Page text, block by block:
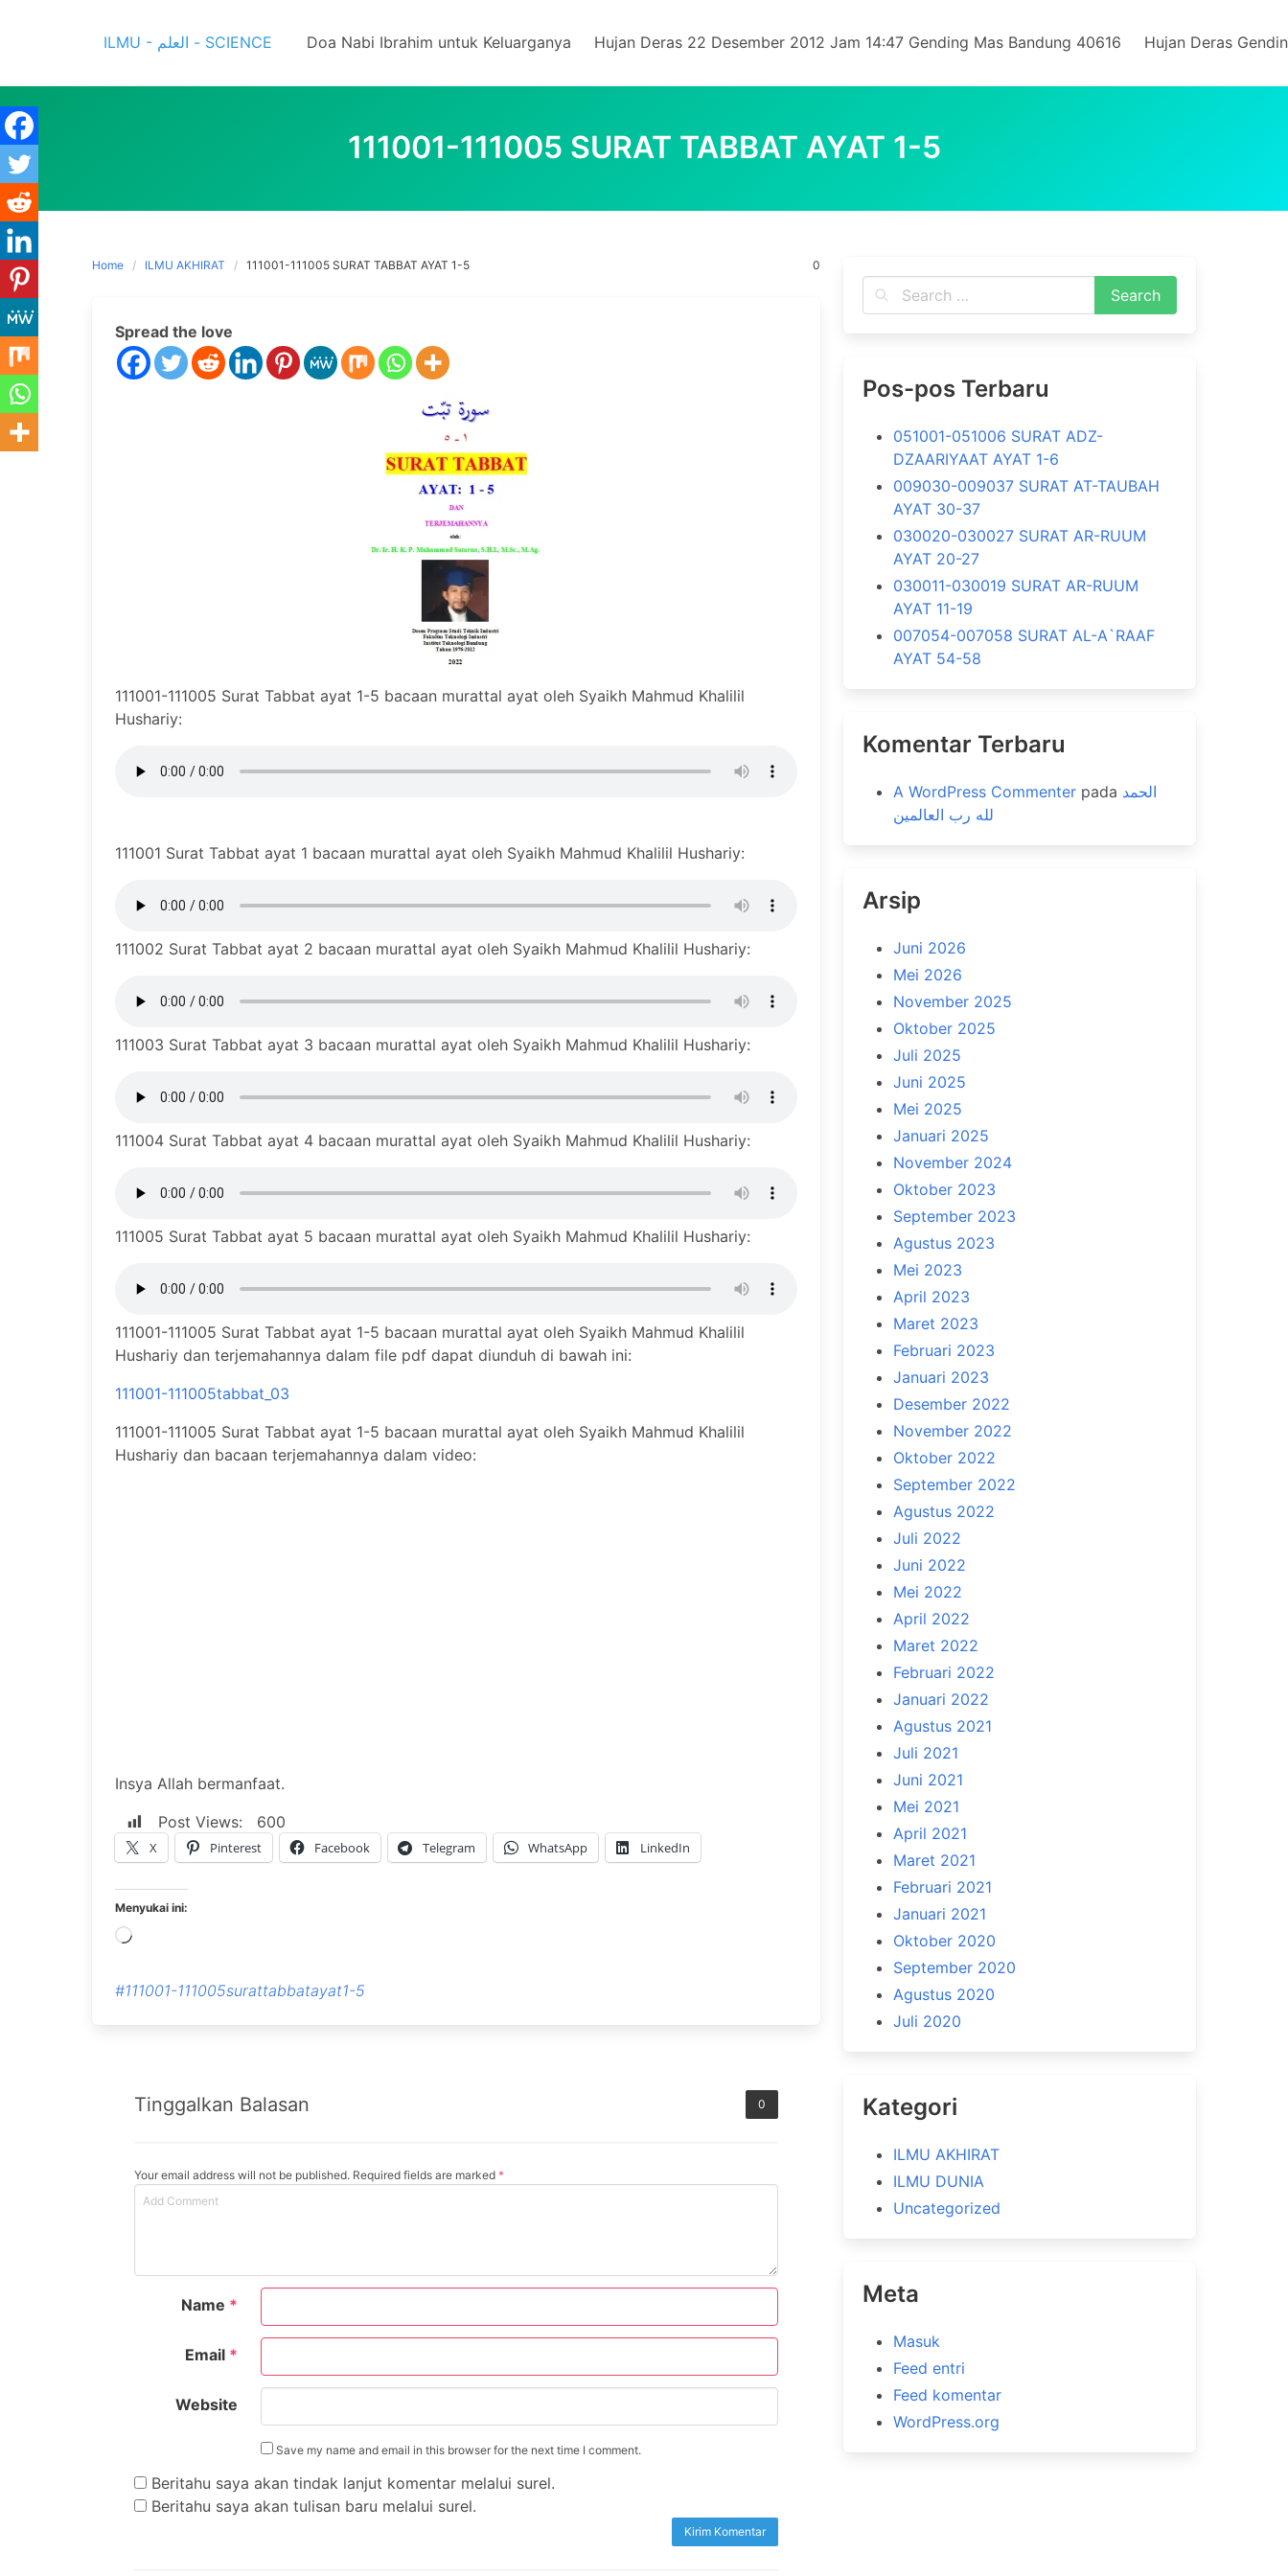
ILMU - العلم - SCIENCE Doa Nabi Ibrahim untuk Keluarganya Hujan Deras 22 Desember 2012 Jam 14:47 Gending Mas Bandung 40616 Hujan Deras
111001-111005 SURAT TABBAT AYAT 1-5
Home ILMU AKHIRAT 111001-111005 SURAT TABBAT AYAT 1-5 0
Spread the love
111001-111005 Surat Tabbat ayat 1-5 bacaan murattal ayat oleh Syaikh Mahmud Khalilil
Hushariy:
111001 Surat Tabbat ayat 1 bacaan murattal ayat oleh Syaikh Mahmud Khalilil Hushariy:
111002 Surat Tabbat ayat 2 bacaan murattal ayat oleh Syaikh Mahmud Khalilil Hushariy:
111003 Surat Tabbat ayat 3 bacaan murattal ayat oleh Syaikh Mahmud Khalilil Hushariy:
111004 Surat Tabbat ayat 4 bacaan murattal ayat oleh Syaikh Mahmud Khalilil Hushariy:
111005 Surat Tabbat ayat 5 bacaan murattal ayat oleh Syaikh Mahmud Khalilil Hushariy:
111001-111005 Surat Tabbat ayat 1-5 bacaan murattal ayat oleh Syaikh Mahmud Khalilil
Hushariy dan terjemahannya dalam file pdf dapat diunduh di bawah ini:
111001-111005tabbat_03
111001-111005 Surat Tabbat ayat 1-5 bacaan murattal ayat oleh Syaikh Mahmud Khalilil
Hushariy dan bacaan terjemahannya dalam video:
Insya Allah bermanfaat.
Post Views:
600
X Pinterest Facebook Telegram WhatsApp LinkedIn
Menyukai ini:
Memuat...
#111001-111005surattabbatayat1-5
Tinggalkan Balasan 0
Your email address will not be published. Required fields are marked *
Name *
Email *
Website
Save my name and email in this browser for the next time I comment.
Beritahu saya akan tindak lanjut komentar melalui surel.
Beritahu saya akan tulisan baru melalui surel.
Pos-pos Terbaru
051001-051006 SURAT ADZ-
DZAARIYAAT AYAT 1-6
009030-009037 SURAT AT-TAUBAH
AYAT 30-37
030020-030027 SURAT AR-RUUM
AYAT 20-27
030011-030019 SURAT AR-RUUM
AYAT 11-19
007054-007058 SURAT AL-A`RAAF
AYAT 54-58
Komentar Terbaru
A WordPress Commenterpada الحمد
لله رب العالمين
Arsip
Juni 2026
Mei 2026
November 2025
Oktober 2025
Juli 2025
Juni 2025
Mei 2025
Januari 2025
November 2024
Oktober 2023
September 2023
Agustus 2023
Mei 2023
April 2023
Maret 2023
Februari 2023
Januari 2023
Desember 2022
November 2022
Oktober 2022
September 2022
Agustus 2022
Juli 2022
Juni 2022
Mei 2022
April 2022
Maret 2022
Februari 2022
Januari 2022
Agustus 2021
Juli 2021
Juni 2021
Mei 2021
April 2021
Maret 2021
Februari 2021
Januari 2021
Oktober 2020
September 2020
Agustus 2020
Juli 2020
Kategori
ILMU AKHIRAT
ILMU DUNIA
Uncategorized
Meta
Masuk
Feed entri
Feed komentar
WordPress.org